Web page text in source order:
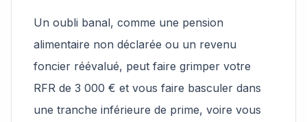
Un oubli banal, comme une pension
alimentaire non déclarée ou un revenu
foncier réévalué, peut faire grimper votre
RFR de 3 000 € et vous faire basculer dans
une tranche inférieure de prime, voire vous